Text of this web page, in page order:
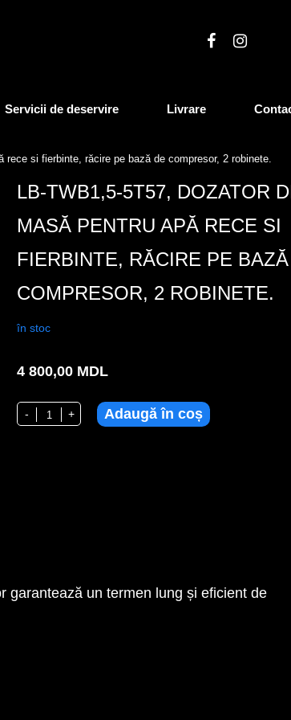
Servicii de deservire Livrare
si fierbinte, răcire pe bază de compresor, 2 robinete.
LB-TWB1,5-5T57, DOZATOR
MASĂ PENTRU APĂ RECE SI
FIERBINTE, RĂCIRE PE
COMPRESOR, 2 ROBINETE.
în stoc
4 800,00 MDL
Cantitate LB-TWB1,5-5T57, Dozator de masă
- + Adaugă în coș
garantează un termen lung și eficient de